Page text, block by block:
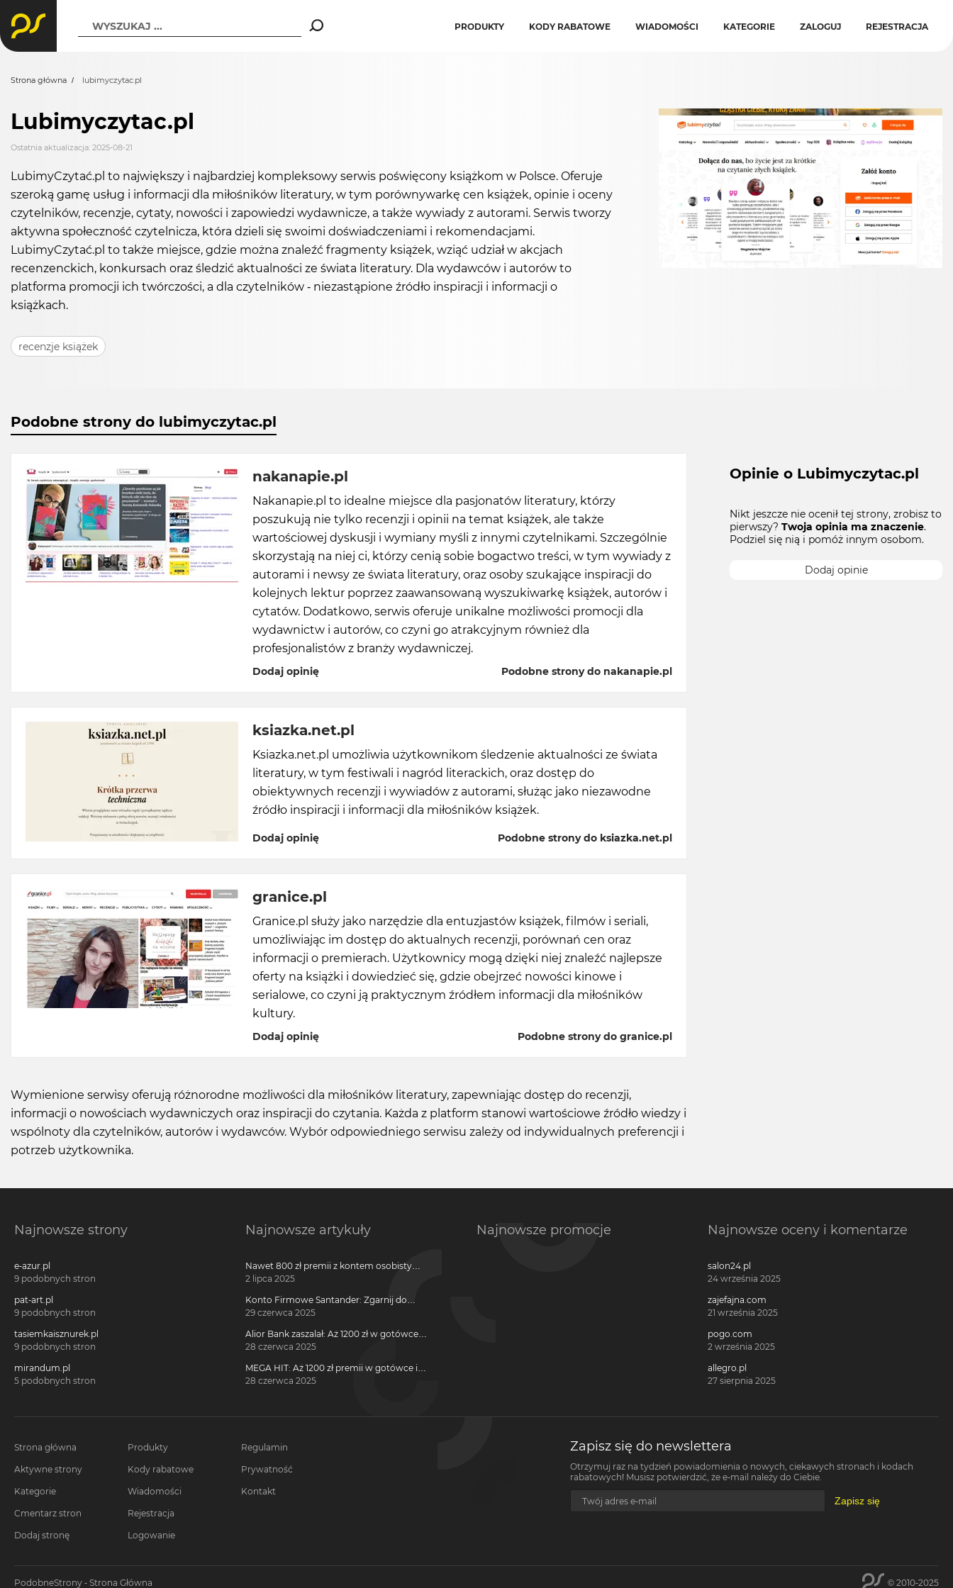
WYSZUKAJ ... PRODUKTY KODY RABATOWE WIADOMOŚCI KATEGORIE ZALOGUJ REJESTRACJA
Strona główna lubimyczytac.pl
Lubimyczytac.pl
Ostatnia aktualizacja: 2025-08-21
LubimyCzytać.pl to największy i najbardziej kompleksowy serwis poświęcony książkom w Polsce. Oferuje
szeroką gamę usług i informacji dla miłośników literatury, w tym porównywarkę cen książek, opinie i oceny
czytelników, recenzje, cytaty, nowości i zapowiedzi wydawnicze, a także wywiady z autorami. Serwis tworzy
aktywna społeczność czytelnicza, która dzieli się swoimi doświadczeniami i rekomendacjami.
LubimyCzytać.pl to także miejsce, gdzie można znaleźć fragmenty książek, wziąć udział w akcjach
recenzenckich, konkursach oraz śledzić aktualności ze świata literatury. Dla wydawców i autorów to
platforma promocji ich twórczości, a dla czytelników - niezastąpione źródło inspiracji i informacji o
książkach.
recenzje książek
Podobne strony do lubimyczytac.pl
nakanapie.pl
Nakanapie.pl to idealne miejsce dla pasjonatów literatury, którzy
poszukują nie tylko recenzji i opinii na temat książek, ale także
wartościowej dyskusji i wymiany myśli z innymi czytelnikami. Szczególnie
skorzystają na niej ci, którzy cenią sobie bogactwo treści, w tym wywiady z
autorami i newsy ze świata literatury, oraz osoby szukające inspiracji do
kolejnych lektur poprzez zaawansowaną wyszukiwarkę książek, autorów i
cytatów. Dodatkowo, serwis oferuje unikalne możliwości promocji dla
wydawnictw i autorów, co czyni go atrakcyjnym również dla
profesjonalistów z branży wydawniczej.
Dodaj opinię Podobne strony do nakanapie.pl
ksiazka.net.pl
Ksiazka.net.pl umożliwia użytkownikom śledzenie aktualności ze świata
literatury, w tym festiwali i nagród literackich, oraz dostęp do
obiektywnych recenzji i wywiadów z autorami, służąc jako niezawodne
źródło inspiracji i informacji dla miłośników książek.
Dodaj opinię Podobne strony do ksiazka.net.pl
granice.pl
Granice.pl służy jako narzędzie dla entuzjastów książek, filmów i seriali,
umożliwiając im dostęp do aktualnych recenzji, porównań cen oraz
informacji o premierach. Użytkownicy mogą dzięki niej znaleźć najlepsze
oferty na książki i dowiedzieć się, gdzie obejrzeć nowości kinowe i
serialowe, co czyni ją praktycznym źródłem informacji dla miłośników
kultury.
Dodaj opinię Podobne strony do granice.pl
Wymienione serwisy oferują różnorodne możliwości dla miłośników literatury, zapewniając dostęp do recenzji,
informacji o nowościach wydawniczych oraz inspiracji do czytania. Każda z platform stanowi wartościowe źródło wiedzy i
wspólnoty dla czytelników, autorów i wydawców. Wybór odpowiedniego serwisu zależy od indywidualnych preferencji i
potrzeb użytkownika.
Opinie o Lubimyczytac.pl
Nikt jeszcze nie ocenił tej strony, zrobisz to
pierwszy? Twoja opinia ma znaczenie.
Podziel się nią i pomóż innym osobom.
Dodaj opinie
Najnowsze strony
e-azur.pl
9 podobnych stron
pat-art.pl
9 podobnych stron
tasiemkaisznurek.pl
9 podobnych stron
mirandum.pl
5 podobnych stron
Najnowsze artykuły
Nawet 800 zł premii z kontem osobistym
Millennium 360°!
2 lipca 2025
Konto Firmowe Santander: Zgarnij do
2700 zł w promocji
29 czerwca 2025
Alior Bank zaszalał: Aż 1200 zł w gotówce i
voucherach za otwarcie darmowego
28 czerwca 2025
MEGA HIT: Aż 1200 zł premii w gotówce i
voucherach za darmową kartę kredytową
28 czerwca 2025
Najnowsze promocje Najnowsze oceny i komentarze
salon24.pl
24 września 2025
zajefajna.com
21 września 2025
pogo.com
2 września 2025
allegro.pl
27 sierpnia 2025
Strona główna
Aktywne strony
Kategorie
Cmentarz stron
Dodaj stronę
Produkty
Kody rabatowe
Wiadomości
Rejestracja
Logowanie
Regulamin
Prywatność
Kontakt
Zapisz się do newslettera
Otrzymuj raz na tydzień powiadomienia o nowych, ciekawych stronach i kodach
rabatowych! Musisz potwierdzić, że e-mail należy do Ciebie.
Twój adres e-mail Zapisz się
PodobneStrony - Strona Główna © 2010-2025